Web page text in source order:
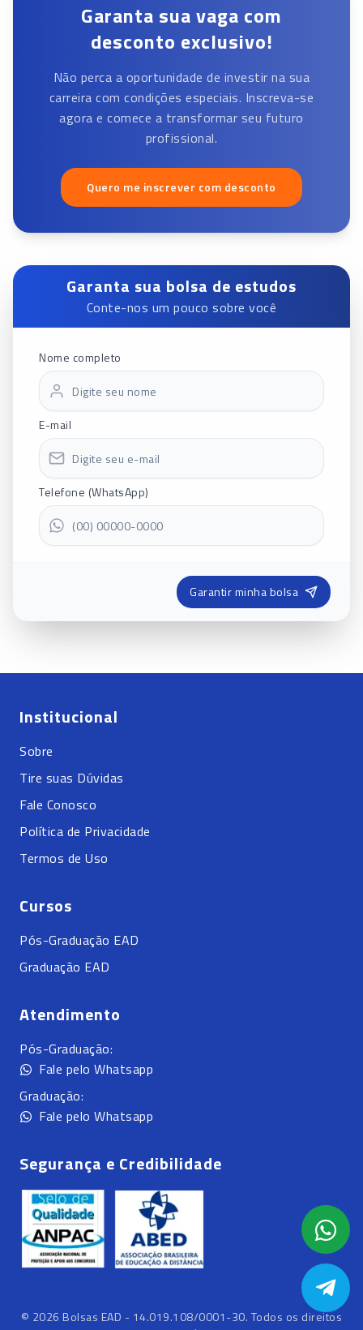
Garanta sua vaga com
desconto exclusivo!
Não perca a oportunidade de investir na sua
carreira com condições especiais. Inscreva-se
agora e comece a transformar seu futuro
profissional.
Quero me inscrever com desconto
Garanta sua bolsa de estudos
Conte-nos um pouco sobre você
Nome completo
E-mail
Telefone (WhatsApp)
Garantir minha bolsa
Institucional
Sobre
Tire suas Dúvidas
Fale Conosco
Política de Privacidade
Termos de Uso
Cursos
Pós-Graduação EAD
Graduação EAD
Atendimento
Pós-Graduação:
Fale pelo Whatsapp
Graduação:
Fale pelo Whatsapp
Segurança e Credibilidade
© 2026 Bolsas EAD - 14.019.108/0001-30. Todos os direitos